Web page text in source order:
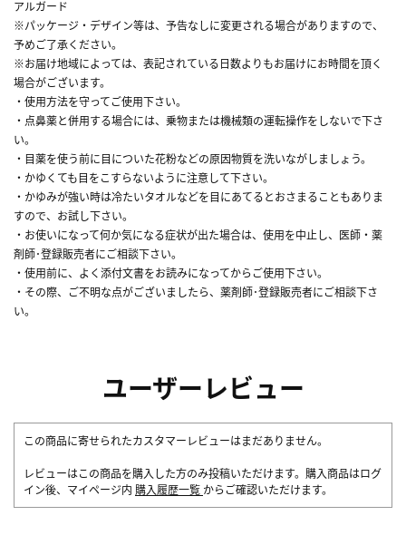
アルガード
※パッケージ・デザイン等は、予告なしに変更される場合がありますので、
予めご了承ください。
※お届け地域によっては、表記されている日数よりもお届けにお時間を頂く
場合がございます。
・使用方法を守ってご使用下さい。
・点鼻薬と併用する場合には、乗物または機械類の運転操作をしないで下さ
い。
・目薬を使う前に目についた花粉などの原因物質を洗いながしましょう。
・かゆくても目をこすらないように注意して下さい。
・かゆみが強い時は冷たいタオルなどを目にあてるとおさまることもありま
すので、お試し下さい。
・お使いになって何か気になる症状が出た場合は、使用を中止し、医師・薬
剤師･登録販売者にご相談下さい。
・使用前に、よく添付文書をお読みになってからご使用下さい。
・その際、ご不明な点がございましたら、薬剤師･登録販売者にご相談下さ
い。
ユーザーレビュー
この商品に寄せられたカスタマーレビューはまだありません。
レビューはこの商品を購入した方のみ投稿いただけます。購入商品はログ
イン後、マイページ内 購入履歴一覧 からご確認いただけます。